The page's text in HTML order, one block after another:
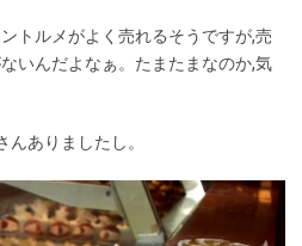
トルメがよく売れるそうですが,売
いんだよなぁ。たまたまなのか,気
ありましたし。